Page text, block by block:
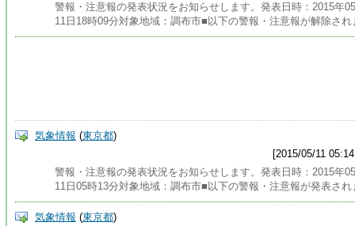
警報・注意報の発表状況をお知らせします。発表日時：2015年
11日18時09分対象地域：調布市■以下の警報・注意報が解除され
気象情報 (東京都)
[2015/05/11
警報・注意報の発表状況をお知らせします。発表日時：2015年
11日05時13分対象地域：調布市■以下の警報・注意報が発表され
気象情報 (東京都)